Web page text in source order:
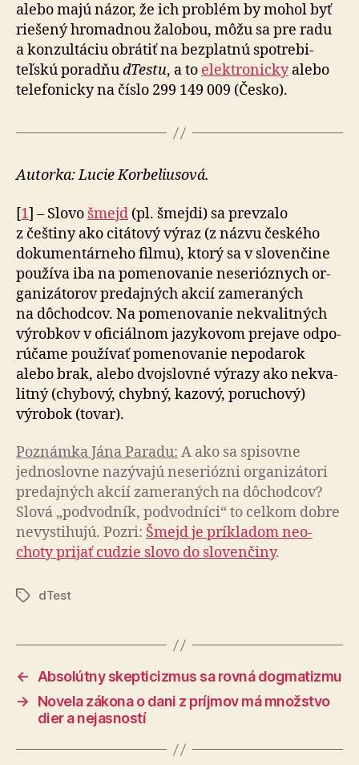
alebo majú názor, že ich problém by mohol byť
riešený hro­mad­nou ža­lo­bou, môžu sa pre radu
a kon­zul­táciu obrátiť na bez­platnú spotrebi­
teľskú po­rad­ňudTestu, a to elek­tro­nickyalebo
te­le­fo­nicky na číslo 299 149 009 (Česko).
Autorka: Lucie Korbeliusová.
[1] – Slovo šmejd (pl. šmejdi) sa prevzalo
z češtiny ako ci­tá­tový výraz (z názvu českého
do­ku­men­tár­neho filmu), ktorý sa v slo­venč­ine
pou­žíva iba na po­me­no­vanie ne­se­rióz­nych or­
ga­ni­zá­torov pre­daj­ných akcií za­me­ra­ných
na dô­chod­cov. Na po­me­no­vanie ne­kva­lit­ných
vý­rob­kov v ofi­ciál­nom ja­zy­ko­vom pre­jave od­po­
rú­čame pou­ží­vať po­me­no­vanie ne­po­darok
alebo brak, alebo dvoj­slovné výrazy ako ne­kva­
litný (chybový, chybný, kazový, po­ru­chový)
výrobok (tovar).
Poznámka Jána Paradu: A ako sa spisovne
jedno­slovne nazývajú ne­se­riózni or­ga­ni­zá­tori
pre­daj­ných akcií za­me­raných na dô­chod­cov?
Slová „pod­vod­ník, pod­vod­níci“ to cel­kom dobre
ne­vy­sti­hujú. Pozri: Šmejd je prí­kladom ne­o­
choty prijať cudzie slovo do slo­ven­činy.
Značky
dTest
←
Absolútny skepticizmus sa rovná dogmatizmu
→
Novela zákona o dani z príjmov má množstvo
dier a nejasností